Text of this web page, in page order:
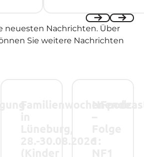
Previous
Next
neuesten Nachrichten. Über
Sie weitere Nachrichten